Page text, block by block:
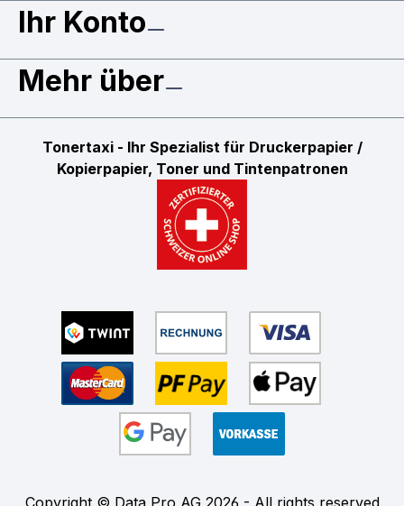
Ihr Konto
Mehr über
Tonertaxi - Ihr Spezialist für Druckerpapier /
Kopierpapier, Toner und Tintenpatronen